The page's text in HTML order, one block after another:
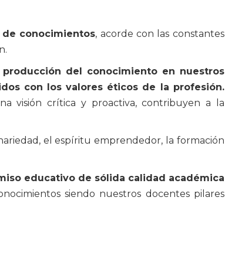
conocimientos, acorde con las constantes
producción del conocimiento en nuestros
con los valores éticos de la profesión.
visión crítica y proactiva, contribuyen a la
el espíritu emprendedor, la formación
educativo de sólida calidad académica
siendo nuestros docentes pilares